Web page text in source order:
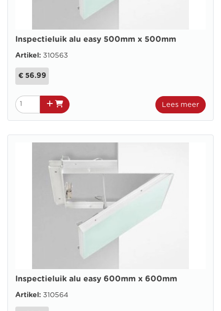
Inspectieluik alu easy 500mm x 500mm
Artikel: 310563
€ 56.99
Lees meer
Inspectieluik alu easy 600mm x 600mm
Artikel: 310564